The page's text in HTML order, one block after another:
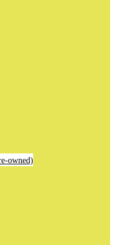
owned)